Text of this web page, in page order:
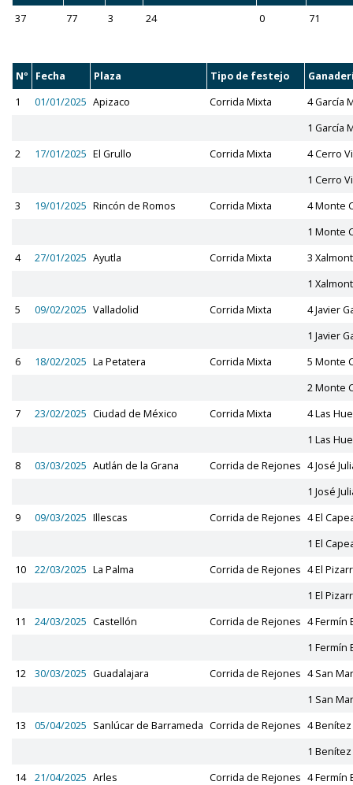
37
77 3 24 0 71
Nº Fecha Plaza Tipo de festejo
1
01/01/2025 Apizaco Corrida Mixta
4 García
1 García
2
17/01/2025 El Grullo Corrida Mixta
4 Cerro
1 Cerro
3
19/01/2025 Rincón de Romos Corrida Mixta
4 Monte
1 Monte
4
27/01/2025 Ayutla Corrida Mixta
3
1
5
09/02/2025 Valladolid Corrida Mixta
4 Javier
1 Javier
6
18/02/2025 La Petatera Corrida Mixta
5 Monte
2 Monte
7
23/02/2025 Ciudad de México Corrida Mixta
4 Las
1 Las
8
03/03/2025 Autlán de la Grana Corrida de Rejones 4 José
1 José
9
09/03/2025 Illescas Corrida de Rejones 4 El
1 El
10
22/03/2025 La Palma Corrida de Rejones 4 El
1 El
11
24/03/2025 Castellón Corrida de Rejones 4 Fermín
1 Fermín
12
30/03/2025 Guadalajara Corrida de Rejones 4 San
1 San
13
05/04/2025 Sanlúcar de Barrameda Corrida de Rejones 4
1
14
21/04/2025 Arles Corrida de Rejones 4 Fermín